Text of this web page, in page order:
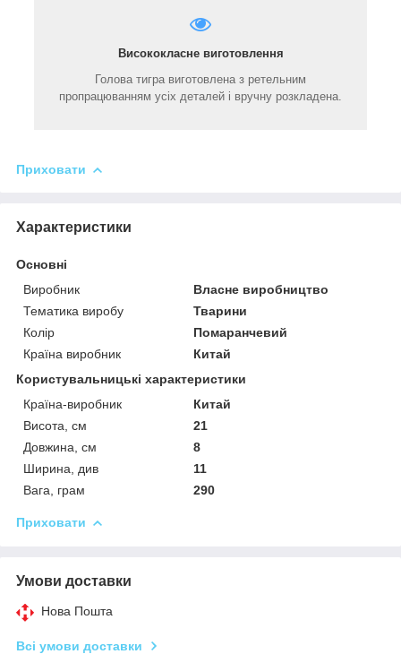
Висококласне виготовлення
Голова тигра виготовлена з ретельним
пропрацюванням усіх деталей і вручну розкладена.
Приховати
Характеристики
Основні
Виробник
Власне виробництво
Тематика виробу
Тварини
Колір
Помаранчевий
Країна виробник
Китай
Користувальницькі характеристики
Країна-виробник
Китай
Висота, см
21
Довжина, см
8
Ширина, див
11
Вага, грам
290
Приховати
Умови доставки
Нова Пошта
Всі умови доставки